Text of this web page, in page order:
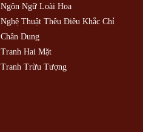
Ngôn Ngữ Loài Hoa
Nghệ Thuật Thêu Điêu Khắc Chỉ
Chân Dung
Tranh Hai Mặt
Tranh Trừu Tượng